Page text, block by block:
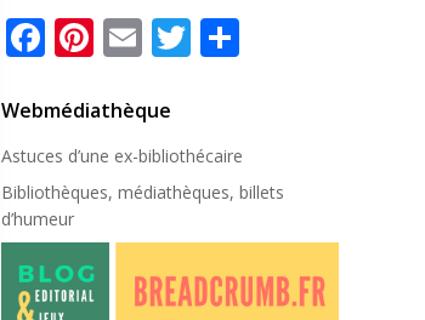
Facebook
Pinterest
EmailTwitter
Webmédiathèque
Astuces d’une ex-bibliothécaire
Bibliothèques, médiathèques, billets
d’humeur